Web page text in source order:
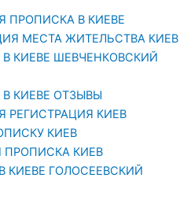
ПРОПИСКА В КИЕВЕ
МЕСТА ЖИТЕЛЬСТВА КИЕВ
КИЕВЕ ШЕВЧЕНКОВСКИЙ
КИЕВЕ ОТЗЫВЫ
РЕГИСТРАЦИЯ КИЕВ
КИЕВ
КИЕВ
КИЕВЕ ГОЛОСЕЕВСКИЙ